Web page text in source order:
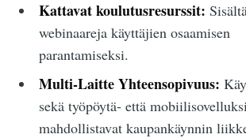
Kattavat koulutusresurssit:
webinaareja käyttäjien osaamisen
parantamiseksi.
Multi-Laitte Yhteensopivuus:
sekä työpöytä- että
mahdollistavat kaupankäynnin